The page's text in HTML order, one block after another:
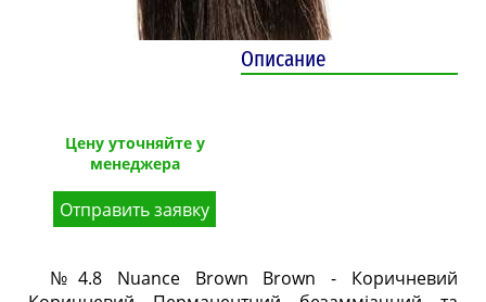
Цену уточняйте у
менеджера
Отправить заявку
Описание
№4.8 Nuance Brown Brown - Коричневий